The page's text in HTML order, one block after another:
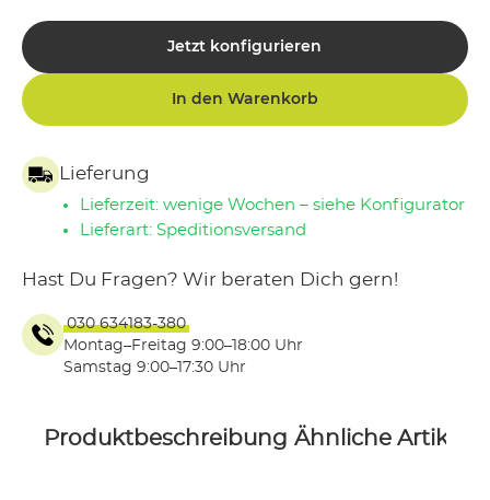
Jetzt konfigurieren
In den Warenkorb
Lieferung
Lieferzeit: wenige Wochen – siehe Konfigurator
Lieferart: Speditionsversand
Hast Du Fragen? Wir beraten Dich gern!
030 634183-380
Montag–Freitag 9:00–18:00 Uhr
Samstag 9:00–17:30 Uhr
Produktbeschreibung Ähnliche Artikel